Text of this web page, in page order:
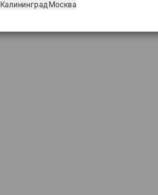
КалининградМосква